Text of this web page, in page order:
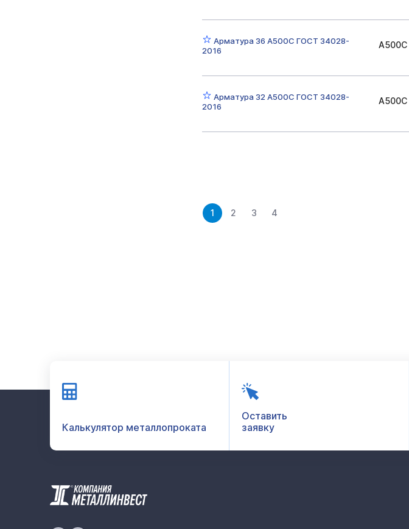
Арматура 36 А500С ГОСТ 34028-
2016
А500С
Арматура 32 А500С ГОСТ 34028-
2016
А500С
1 2 3 4
Калькулятор металлопроката
Оставить
заявку